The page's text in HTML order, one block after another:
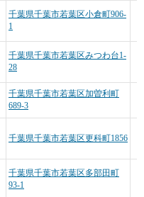
千葉県千葉市若葉区小倉町906-
1
千葉県千葉市若葉区みつわ台1-
28
千葉県千葉市若葉区加曽利町
689-3
千葉県千葉市若葉区更科町1856
千葉県千葉市若葉区多部田町
93-1